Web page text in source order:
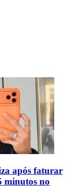
após faturar
minutos no